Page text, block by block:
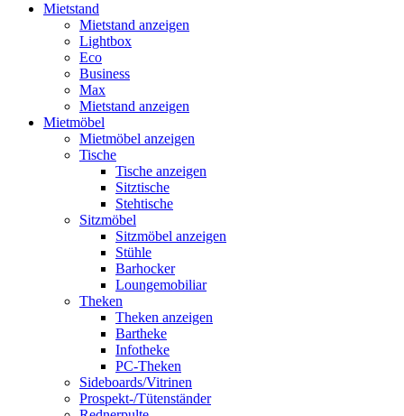
Mietstand
Mietstand anzeigen
Lightbox
Eco
Business
Max
Mietstand anzeigen
Mietmöbel
Mietmöbel anzeigen
Tische
Tische anzeigen
Sitztische
Stehtische
Sitzmöbel
Sitzmöbel anzeigen
Stühle
Barhocker
Loungemobiliar
Theken
Theken anzeigen
Bartheke
Infotheke
PC-Theken
Sideboards/Vitrinen
Prospekt-/Tütenständer